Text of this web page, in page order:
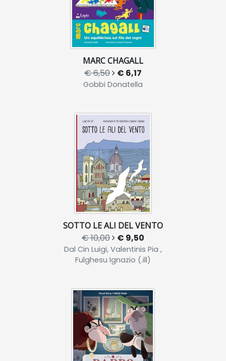
MARC CHAGALL
€ 6,50 € 6,17
Gobbi Donatella
SOTTO LE ALI DEL VENTO
€ 10,00 € 9,50
Dal Cin Luigi, Valentinis Pia ,
Fulghesu Ignazio (.ill)